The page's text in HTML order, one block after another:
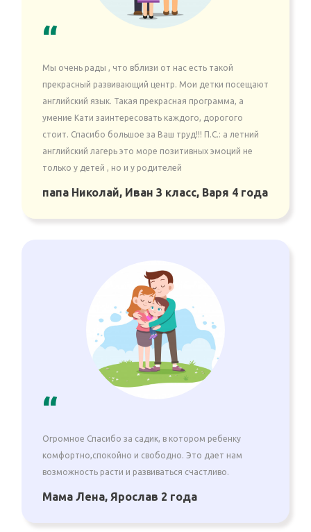
“
Мы очень рады , что вблизи от нас есть такой
прекрасный развивающий центр. Мои детки посещают
английский язык. Такая прекрасная программа, а
умение Кати заинтересовать каждого, дорогого
стоит. Спасибо большое за Ваш труд!!! П.С.: а летний
английский лагерь это море позитивных эмоций не
только у детей , но и у родителей
папа Николай, Иван 3 класс, Варя 4 года
“
Огромное Спасибо за садик, в котором ребенку
комфортно,спокойно и свободно. Это дает нам
возможность расти и развиваться cчастливо.
Мама Лена, Ярослав 2 года